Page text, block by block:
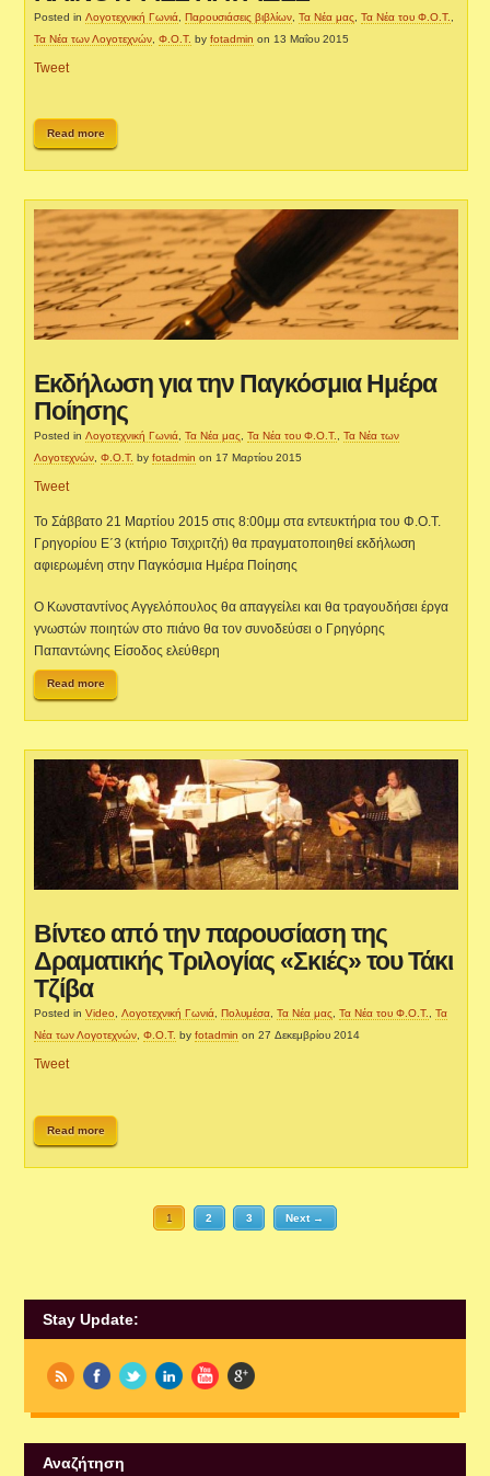
Posted inΛογοτεχνική Γωνιά ,Παρουσιάσεις βιβλίων ,Τα Νέα μας ,Τα Νέα του Φ.Ο.Τ.
Τα Νέα των Λογοτεχνών ,Φ.Ο.Τ. byfotadmin on 13 Μαΐου 2015
Tweet
Read more
Εκδήλωση για την Παγκόσμια Ημέρα
Ποίησης
Posted inΛογοτεχνική Γωνιά ,Τα Νέα μας ,Τα Νέα του Φ.Ο.Τ. ,Τα Νέα των
Λογοτεχνών ,Φ.Ο.Τ. byfotadmin on 17 Μαρτίου 2015
Tweet
Το Σάββατο 21 Μαρτίου 2015 στις 8:00μμ στα εντευκτήρια του Φ.Ο.Τ.
Γρηγορίου Ε΄3 (κτήριο Τσιχριτζή) θα πραγματοποιηθεί εκδήλωση
αφιερωμένη στην Παγκόσμια Ημέρα Ποίησης
Ο Κωνσταντίνος Αγγελόπουλος θα απαγγείλει και θα τραγουδήσει έργα
γνωστών ποιητών στο πιάνο θα τον συνοδεύσει ο Γρηγόρης
Παπαντώνης Είσοδος ελεύθερη
Read more
Βίντεο από την παρουσίαση της
Δραματικής Τριλογίας «Σκιές» του Τάκι
Τζίβα
Posted inVideo,Λογοτεχνική Γωνιά, Πολυμέσα,Τα Νέα μας,Τα Νέα του Φ.Ο.Τ.,Τα
Νέα των Λογοτεχνών,Φ.Ο.Τ. byfotadmin on 27 Δεκεμβρίου 2014
Tweet
Read more
1 2 3 Next →
Stay Update:
Αναζήτηση